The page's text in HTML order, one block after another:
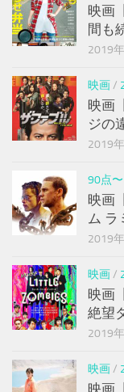
映画
間も
2019
映画/
映画
ジの
2019
90点〜
映画
ム
2019
映画/
映画
絶望
2019
映画/
映画